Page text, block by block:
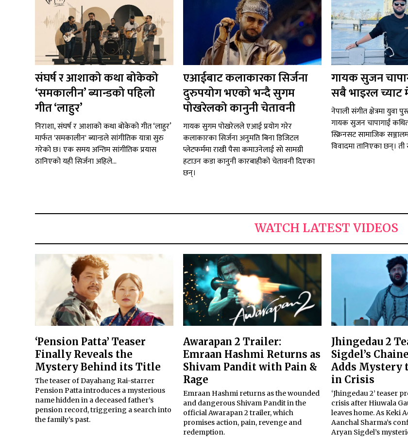
संघर्ष र आशाको कथा बोकेको
‘समकालीन’ ब्यान्डको पहिलो
गीत ‘लाहुर’
निराशा, संघर्ष र आशाको कथा बोकेको गीत ‘लाहुर’
मार्फत 'समकालीन' ब्यान्डले सांगीतिक यात्रा सुरु
गरेको छ। एक समय अन्तिम सांगीतिक प्रयास
ठानिएको यही सिर्जना अहिले...
एआईबाट कलाकारका सिर्जना
दुरुपयोग भएको भन्दै सुगम
पोखरेलको कानुनी चेतावनी
गायक सुगम पोखरेलले एआई प्रयोग गरेर
कलाकारका सिर्जना अनुमति बिना डिजिटल
प्लेटफर्ममा राखी पैसा कमाउनेलाई सो सामग्री
हटाउन कडा कानुनी कारबाहीको चेतावनी दिएका
छन्।
गायक सुजन
सबै भाइरल च्याट
नेपाली संगीत क्षेत्रमा युवा
गायक सुजन चापागाईं
स्क्रिनसट सामाजिक
विवादमा तानिएका छन्। ती
WATCH LATEST VIDEOS
‘Pension Patta’ Teaser
Finally Reveals the
Mystery Behind its Title
The teaser of Dayahang Rai-starrer
Pension Patta introduces a mysterious
name hidden in a deceased father’s
pension record, triggering a search into
the family’s past.
Awarapan 2 Trailer:
Emraan Hashmi Returns as
Shivam Pandit with Pain &
Rage
Emraan Hashmi returns as the wounded
and dangerous Shivam Pandit in the
official Awarapan 2 trailer, which
promises action, pain, revenge and
redemption.
Jhingedau 2
Sigdel’s
Adds Mystery
in Crisis
‘Jhingedau 2’ teaser
crisis after Hiuwala
leaves home. As Keki
Aanchal Sharma’s
Aryan Sigdel’s